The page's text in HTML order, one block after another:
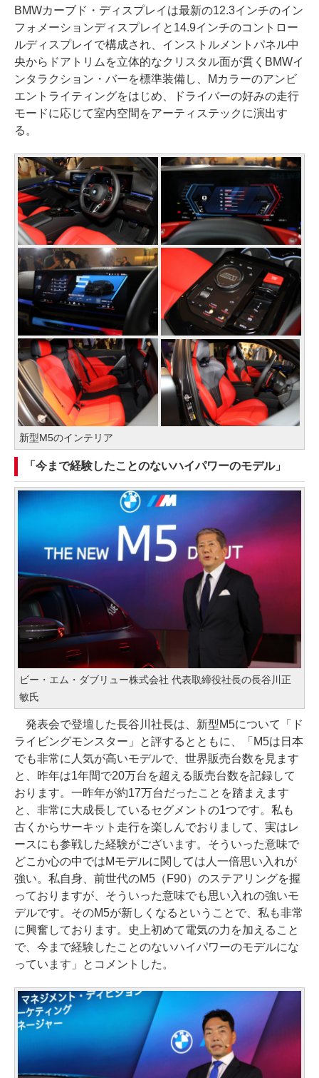
BMWカーブド・ディスプレイは最新の12.3インチのイン
フォメーションディスプレイと14.9インチのコントロー
ルディスプレイで構成され、インストルメントパネル中
央からドアトリムを立体的なクリスタル面が貫くBMWイ
ンタラクション・バーを標準装備し、Mカラーのアンビ
エントライティングをはじめ、ドライバーの好みの走行
モードに応じて室内空間をアーティステックに演出す
る。
新型M5のインテリア
「今まで経験したことのないハイパワーのモデル」
ビー・エム・ダブリュー株式会社 代表取締役社長の長谷川正
敏氏
発表会で登壇した長谷川社長は、新型M5について「ド
ライビングモンスター」と評するとともに、「M5は日本
でも非常に人気が高いモデルで、世界販売台数を見ます
と、昨年は1年間で20万台を超える販売台数を記録して
おります。一昨年が約17万台だったことを踏まえます
と、非常に大成長しているセグメントの1つです。私も
古くからサーキット走行を楽しんでおりまして、実はレ
ースにも参戦した経験がございます。そういった意味で
どこか心の中ではMモデルに関しては人一倍思い入れが
強い。私自身、前世代のM5（F90）のステアリングを握
っておりますが、そういった意味でも思い入れの強いモ
デルです。そのM5が新しくなるということで、私も非常
に興奮しております。史上初めて電気の力を加えること
で、今まで経験したことのないハイパワーのモデルにな
っています」とコメントした。